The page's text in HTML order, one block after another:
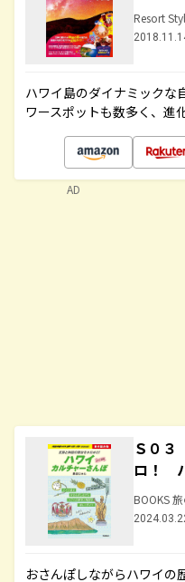
Resort
ハワイ島のダイナミックな
ワースポットも数多く、進
Ｓ０
ロ！
BOOKS
おさんぽしながらハワイの
AD